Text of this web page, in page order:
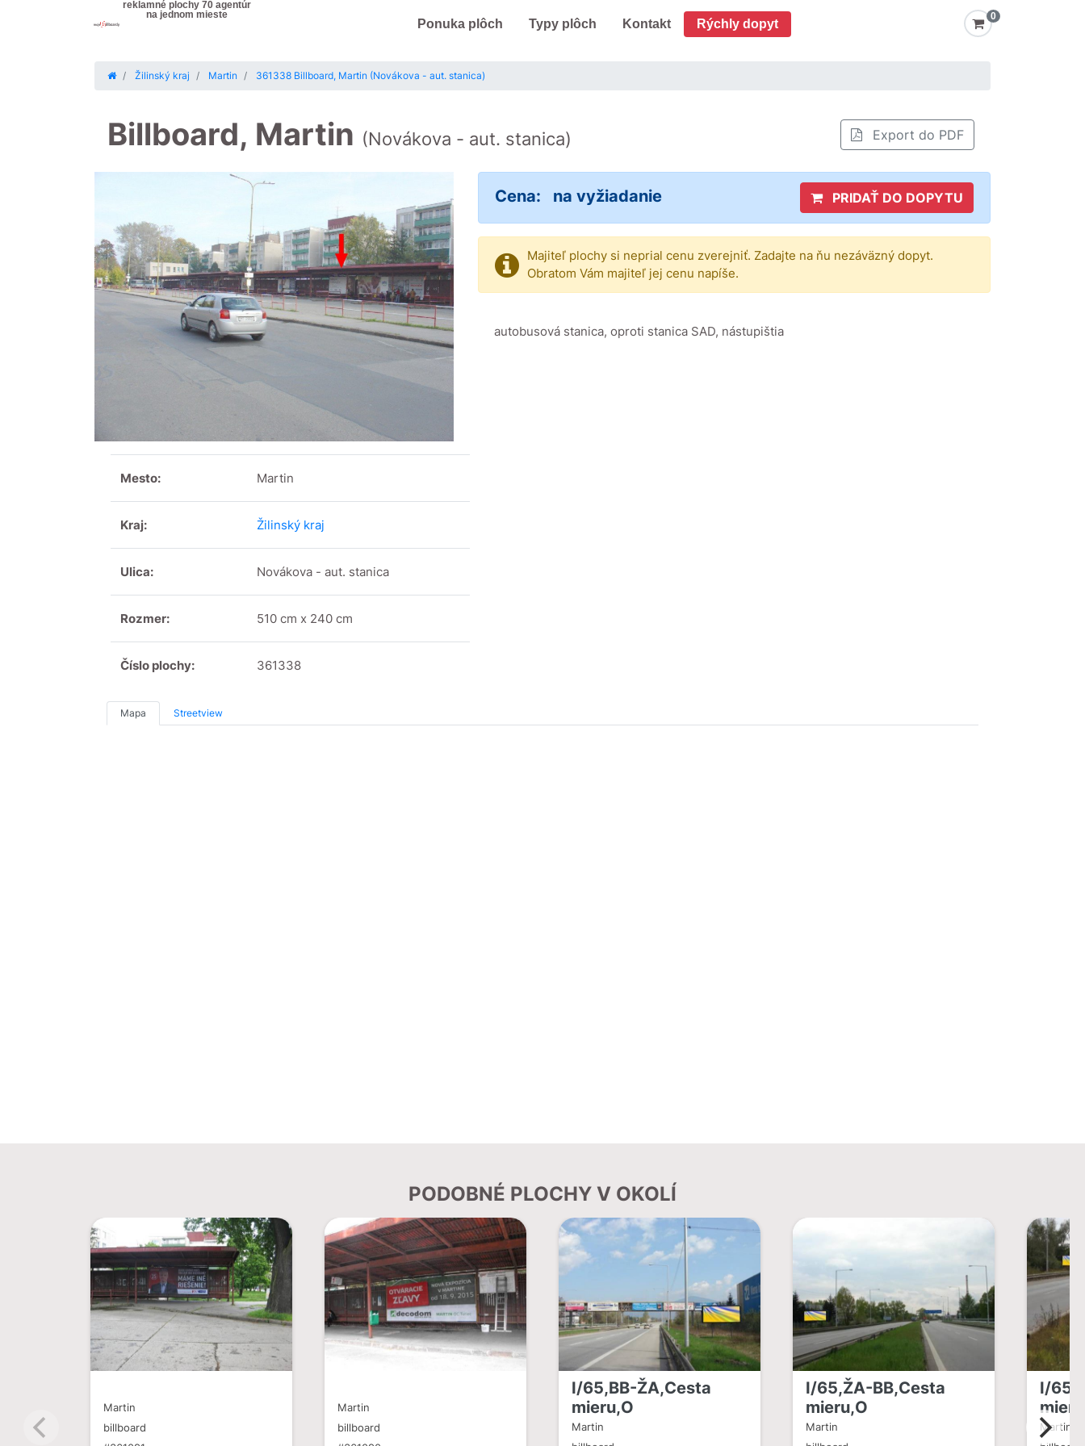
reklamné plochy 70 agentúr
na jednom mieste
Ponuka plôch Typy plôch Kontakt Rýchly dopyt
0
Žilinský kraj Martin 361338 Billboard, Martin (Novákova - aut. stanica)
Billboard, Martin (Novákova - aut. stanica) Export do PDF
Cena: na vyžiadanie PRIDAŤ DO DOPYTU
Majiteľ plochy si neprial cenu zverejniť. Zadajte na ňu nezáväzný dopyt.
Obratom Vám majiteľ jej cenu napíše.
autobusová stanica, oproti stanica SAD, nástupištia
Mesto: Martin
Kraj: Žilinský kraj
Ulica: Novákova - aut. stanica
Rozmer: 510 cm x 240 cm
Číslo plochy: 361338
Mapa Streetview
PODOBNÉ PLOCHY V OKOLÍ
Martin
billboard
Martin
billboard
I/65,BB-ŽA,Cesta
mieru,O
Martin
I/65,ŽA-BB,Cesta
mieru,O
Martin
I/
Martin